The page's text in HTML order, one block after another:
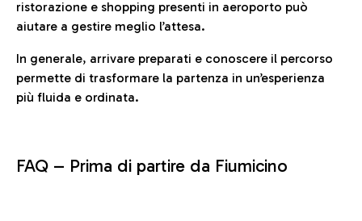
ristorazione e shopping presenti in aeroporto può
aiutare a gestire meglio l’attesa.
In generale, arrivare preparati e conoscere il percorso
permette di trasformare la partenza in un’esperienza
più fluida e ordinata.
FAQ – Prima di partire da Fiumicino